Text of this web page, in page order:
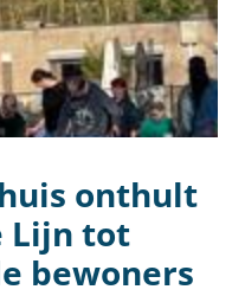
onthult
Lijn tot
bewoners